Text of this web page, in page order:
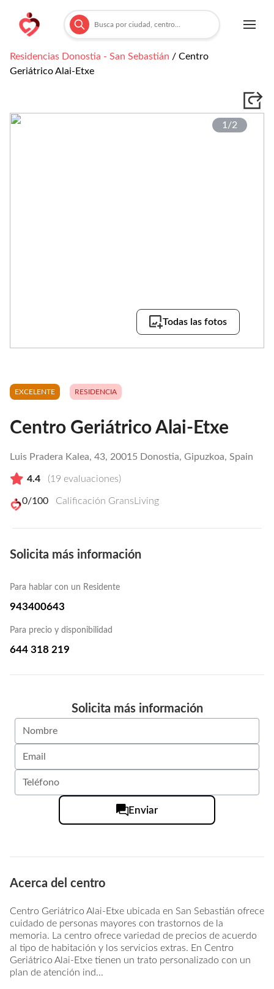
Residencias Donostia - San Sebastián / Centro
Geriátrico Alai-Etxe
1/2
Todas las fotos
EXCELENTE RESIDENCIA
Centro Geriátrico Alai-Etxe
Luis Pradera Kalea, 43, 20015 Donostia, Gipuzkoa, Spain
4.4 (19 evaluaciones)
0/100 Calificación GransLiving
Solicita más información
Para hablar con un Residente
943400643
Para precio y disponibilidad
644 318 219
Solicita más información
Enviar
Acerca del centro
Centro Geriátrico Alai-Etxe ubicada en San Sebastián ofrece
cuidado de personas mayores con trastornos de la
memoria. La centro ofrece variedad de precios de acuerdo
al tipo de habitación y los servicios extras. En Centro
Geriátrico Alai-Etxe tienen un trato personalizado con un
plan de atención ind...